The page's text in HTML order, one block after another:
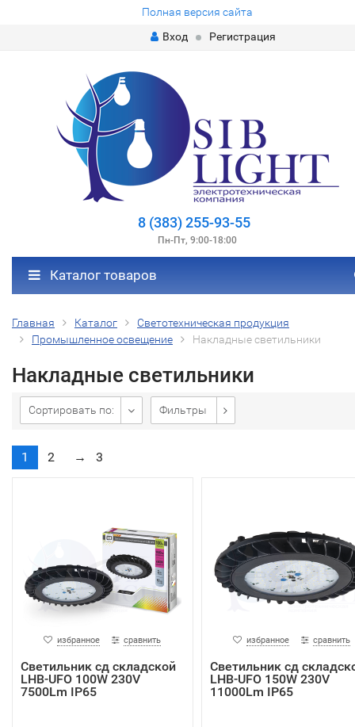
Полная версия сайта
Вход
Регистрация
8 (383) 255-93-55
Пн-Пт, 9:00-18:00
Каталог товаров
Главная Каталог
Светотехническая продукция
Промышленное освещение
Накладные светильники
Накладные светильники
Сортировать по: Фильтры
1 2 → 3
избранное сравнить
Светильник сд складской
LHB-UFO 100W 230V
7500Lm IP65
избранное сравнить
Светильник сд
LHB-UFO 150W 230V
11000Lm IP65